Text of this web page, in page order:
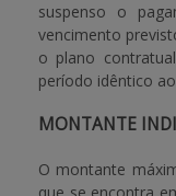
suspenso o
vencimento
o plano
período idêntico
MONTANTE
O montante